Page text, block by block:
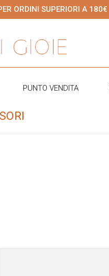
ORDINI SUPERIORI A 180€
PUNTO VENDITA